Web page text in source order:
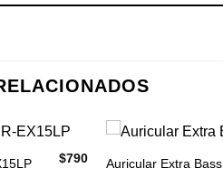
$790 Auricular Extra Bass